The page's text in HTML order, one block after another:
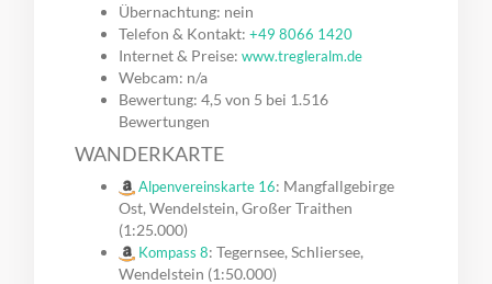
Übernachtung: nein
Telefon & Kontakt:+49 8066 1420
Internet & Preise:www.tregleralm.de
Webcam: n/a
Bewertung: 4,5 von 5 bei 1.516
Bewertungen
WANDERKARTE
Alpenvereinskarte 16: Mangfallgebirge
Ost, Wendelstein, Großer Traithen
(1:25.000)
Kompass 8: Tegernsee, Schliersee,
Wendelstein (1:50.000)